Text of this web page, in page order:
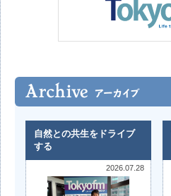
自然との共生をドライブ
する
2026.07.28